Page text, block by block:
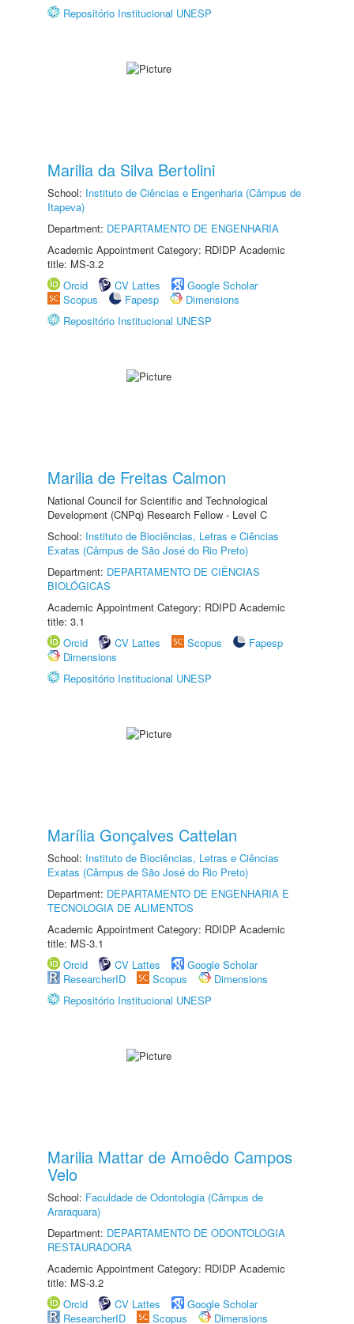
Repositório Institucional UNESP
Marilia da Silva Bertolini
School: Instituto de Ciências e Engenharia (Câmpus de
Itapeva)
Department: DEPARTAMENTO DE ENGENHARIA
Academic Appointment Category: RDIDP Academic
title: MS-3.2
Orcid
CV Lattes
Google Scholar
Scopus
Fapesp
Dimensions
Repositório Institucional UNESP
Marilia de Freitas Calmon
National Council for Scientific and Technological
Development (CNPq) Research Fellow - Level C
School: Instituto de Biociências, Letras e Ciências
Exatas (Câmpus de São José do Rio Preto)
Department: DEPARTAMENTO DE CIÊNCIAS
BIOLÓGICAS
Academic Appointment Category: RDIPD Academic
title: 3.1
Orcid
CV Lattes Scopus
Fapesp
Dimensions
Repositório Institucional UNESP
Marília Gonçalves Cattelan
School: Instituto de Biociências, Letras e Ciências
Exatas (Câmpus de São José do Rio Preto)
Department: DEPARTAMENTO DE ENGENHARIA E
TECNOLOGIA DE ALIMENTOS
Academic Appointment Category: RDIDP Academic
title: MS-3.1
Orcid
CV Lattes
Google Scholar
ResearcherID
Scopus
Dimensions
Repositório Institucional UNESP
Marilia Mattar de Amoêdo Campos
Velo
School: Faculdade de Odontologia (Câmpus de
Araraquara)
Department: DEPARTAMENTO DE ODONTOLOGIA
RESTAURADORA
Academic Appointment Category: RDIDP Academic
title: MS-3.2
Orcid
CV Lattes
Google Scholar
ResearcherID
Scopus Dimensions